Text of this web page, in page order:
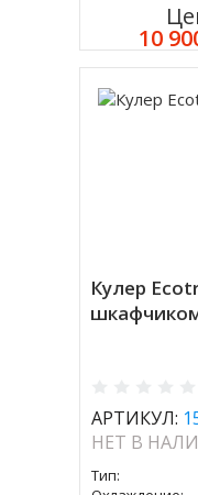
10
Кулер
АРТИКУЛ:
НЕТ В
Тип: